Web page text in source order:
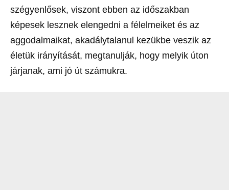
szégyenlősek, viszont ebben az időszakban
képesek lesznek elengedni a félelmeiket és az
aggodalmaikat, akadálytalanul kezükbe veszik az
életük irányítását, megtanulják, hogy melyik úton
járjanak, ami jó út számukra.